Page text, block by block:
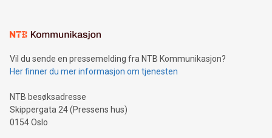
mining.Sound Money: Discover how tamper-proof currency
neutral payment systems support humanitarian
projects.Carbon Footprint: Compare Bitcoin's environmental
event and dive into the critical topics of Bitcoin
Vil du sende en pressemelding fra NTB Kommunikasjon?
Her finner du mer informasjon om tjenesten
NTB besøksadresse
Skippergata 24 (Pressens hus)
0154 Oslo